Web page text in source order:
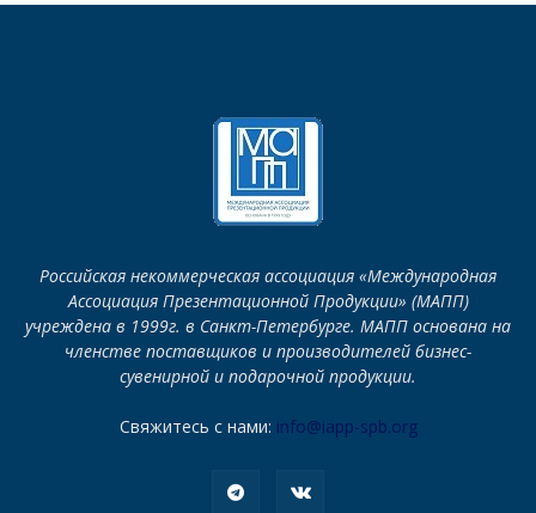
Российская некоммерческая ассоциация «Международная
Ассоциация Презентационной Продукции» (МАПП)
учреждена в 1999г. в Санкт-Петербурге. МАПП основана на
членстве поставщиков и производителей бизнес-
сувенирной и подарочной продукции.
Свяжитесь с нами: info@iapp-spb.org